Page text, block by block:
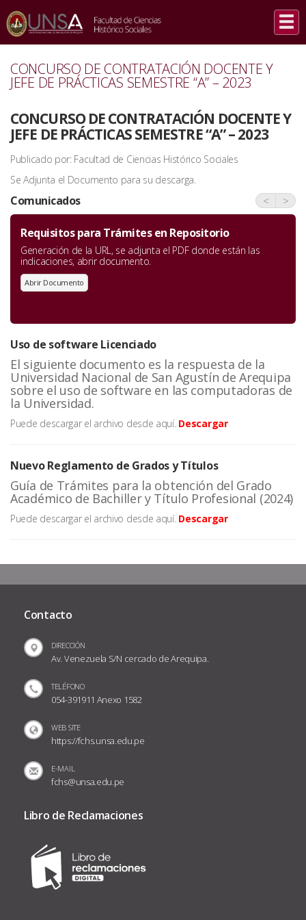
INICIO COMUNICADOS /
CONCURSO DE CONTRATACIÓN DOCENTE Y JEFE DE PRÁCTICAS SEMESTRE
“A” – 2023
CONCURSO DE CONTRATACIÓN DOCENTE Y
JEFE DE PRÁCTICAS SEMESTRE “A” – 2023
CONCURSO DE CONTRATACIÓN DOCENTE Y
JEFE DE PRÁCTICAS SEMESTRE “A” – 2023
Publicado por: Facultad de Ciencias Histórico Sociales
Se Adjunta el Documento para su descarga.
Comunicados < >
Requisitos para Trámites en Repositorio
Generación de la URL, se adjunta el PDF donde están las
indicaciones, abrir documento.
Abrir Documento
Uso de software Licenciado
El siguiente documento es la respuesta de la
Universidad Nacional de San Agustín de Arequipa
sobre el uso de software en las computadoras de
la Universidad.
Puede descargar el archivo desde aquí. Descargar
Nuevo Reglamento de Grados y Títulos
Guía de Trámites para la obtención del Grado
Académico de Bachiller y Título Profesional (2024)
Puede descargar el archivo desde aquí. Descargar
Contacto
DIRECCIÓN
Av. Venezuela S/N cercado de Arequipa.
TELÉFONO
054-391911 Anexo 1582
WEB SITE
https://fchs.unsa.edu.pe
E-MAIL
fchs@unsa.edu.pe
Libro de Reclamaciones